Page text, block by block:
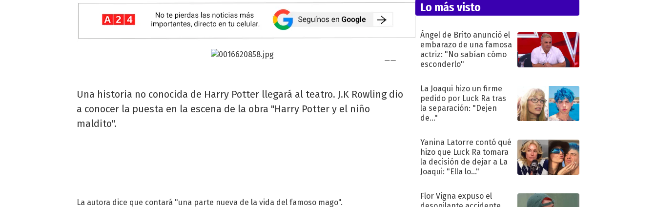
Una historia no conocida de Harry Potter llegará al teatro. J.K Rowling dio
a conocer la puesta en la escena de la obra "Harry Potter y el niño
maldito".
La autora dice que contará "una parte nueva de la vida del famoso mago".
Lo más visto
Ángel de Brito anunció el
embarazo de una famosa
actriz: "No sabían cómo
esconderlo"
La Joaqui hizo un firme
pedido por Luck Ra tras
la separación: "Dejen
de..."
Yanina Latorre contó qué
hizo que Luck Ra tomara
la decisión de dejar a La
Joaqui: "Ella lo..."
Flor Vigna expuso el